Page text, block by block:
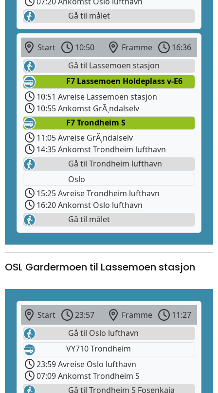
Gå til målet
Start 10:50 Framme
16:36
Gå til Lassemoen stasjon
F7 Lassemoen Holdeplass v-E6
10:51 Avreise Lassemoen stasjon
10:55 Ankomst GrÃ¸ndalselv
F7 Trondheim S
11:05 Avreise GrÃ¸ndalselv
14:35 Ankomst Trondheim lufthavn
Gå til Trondheim lufthavn
Oslo
15:25 Avreise Trondheim lufthavn
16:20 Ankomst Oslo lufthavn
Gå til målet
OSL Gardermoen til Lassemoen stasjon
Start 23:57 Framme
11:27
Gå til Oslo lufthavn
VY710 Trondheim
23:59 Avreise Oslo lufthavn
07:09 Ankomst Trondheim S
Gå til Trondheim S Fosenkaia